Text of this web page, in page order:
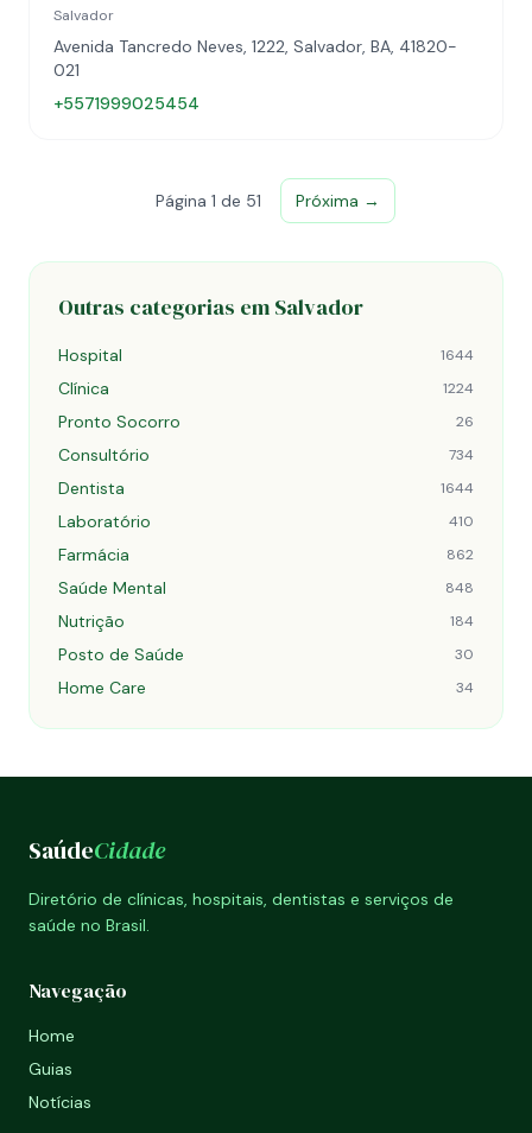
Salvador
Avenida Tancredo Neves, 1222, Salvador, BA, 41820-
021
+5571999025454
Página 1 de 51 Próxima →
Outras categorias em Salvador
Hospital 1644
Clínica 1224
Pronto Socorro 26
Consultório 734
Dentista 1644
Laboratório 410
Farmácia 862
Saúde Mental 848
Nutrição 184
Posto de Saúde 30
Home Care 34
SaúdeCidade
Diretório de clínicas, hospitais, dentistas e serviços de
saúde no Brasil.
Navegação
Home
Guias
Notícias